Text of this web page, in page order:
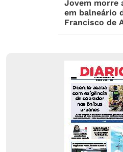
Jovem morre
em balneário
Francisco de